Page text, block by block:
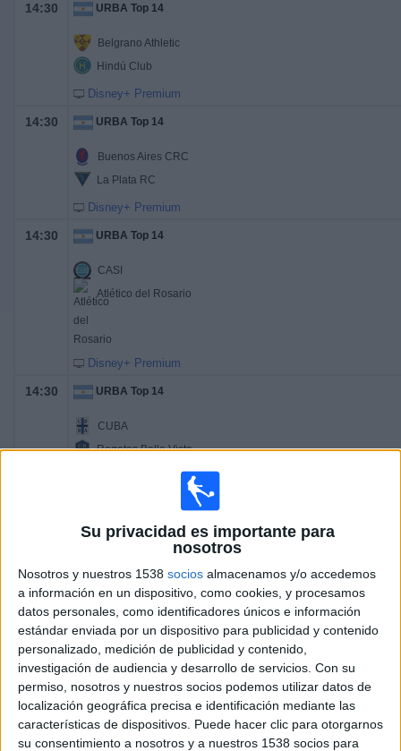
Su privacidad es importante para
nosotros
Nosotros y nuestros 1538 socios almacenamos y/o accedemos
a información en un dispositivo, como cookies, y procesamos
datos personales, como identificadores únicos e información
estándar enviada por un dispositivo para publicidad y contenido
personalizado, medición de publicidad y contenido,
investigación de audiencia y desarrollo de servicios. Con su
permiso, nosotros y nuestros socios podemos utilizar datos de
localización geográfica precisa e identificación mediante las
características de dispositivos. Puede hacer clic para otorgarnos
su consentimiento a nosotros y a nuestros 1538 socios para
14:30 URBA Top 14
Belgrano Athletic
Hindú Club
Disney+ Premium
14:30 URBA Top 14
Buenos Aires CRC
La Plata RC
Disney+ Premium
14:30 URBA Top 14
CASI
Atlético del Rosario
Disney+ Premium
14:30 URBA Top 14
CUBA
Regatas Bella Vista
Club Newman
Disney+ Premium
14:30 URBA Top 14
SIC
Club Champagnat
Disney+ Premium
14:30 URBA Top 14